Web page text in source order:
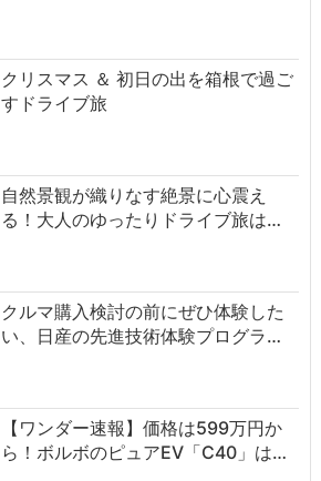
クリスマス ＆ 初日の出を箱根で過ご
すドライブ旅
自然景観が織りなす絶景に心震え
る！大人のゆったりドライブ旅は…
クルマ購入検討の前にぜひ体験した
い、日産の先進技術体験プログラ…
【ワンダー速報】価格は599万円か
ら！ボルボのピュアEV「C40」は…